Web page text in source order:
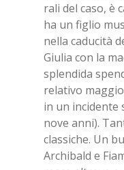
ra­li del caso, è
ha un fi­glio
nel­la ca­du­ci­tà
Giu­lia con la
splen­di­da
re­la­ti­vo
in un in­ci­den­te
nove anni).
clas­si­che. Un
Ar­chi­bald e